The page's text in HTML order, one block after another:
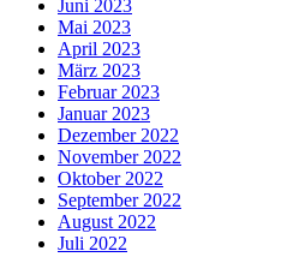
Juni 2023
Mai 2023
April 2023
März 2023
Februar 2023
Januar 2023
Dezember 2022
November 2022
Oktober 2022
September 2022
August 2022
Juli 2022